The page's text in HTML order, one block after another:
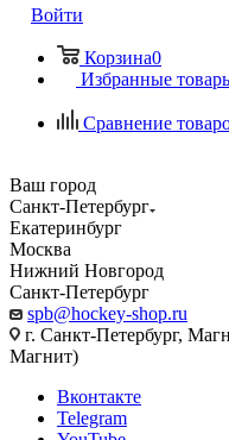
Войти
Корзина0
Избранные
Сравнение
Ваш город
Санкт-Петербург
Екатеринбург
Москва
Нижний Новгород
Санкт-Петербург
spb@hockey-shop.ru
г. Санкт-Петербург,
Магнит)
Вконтакте
Telegram